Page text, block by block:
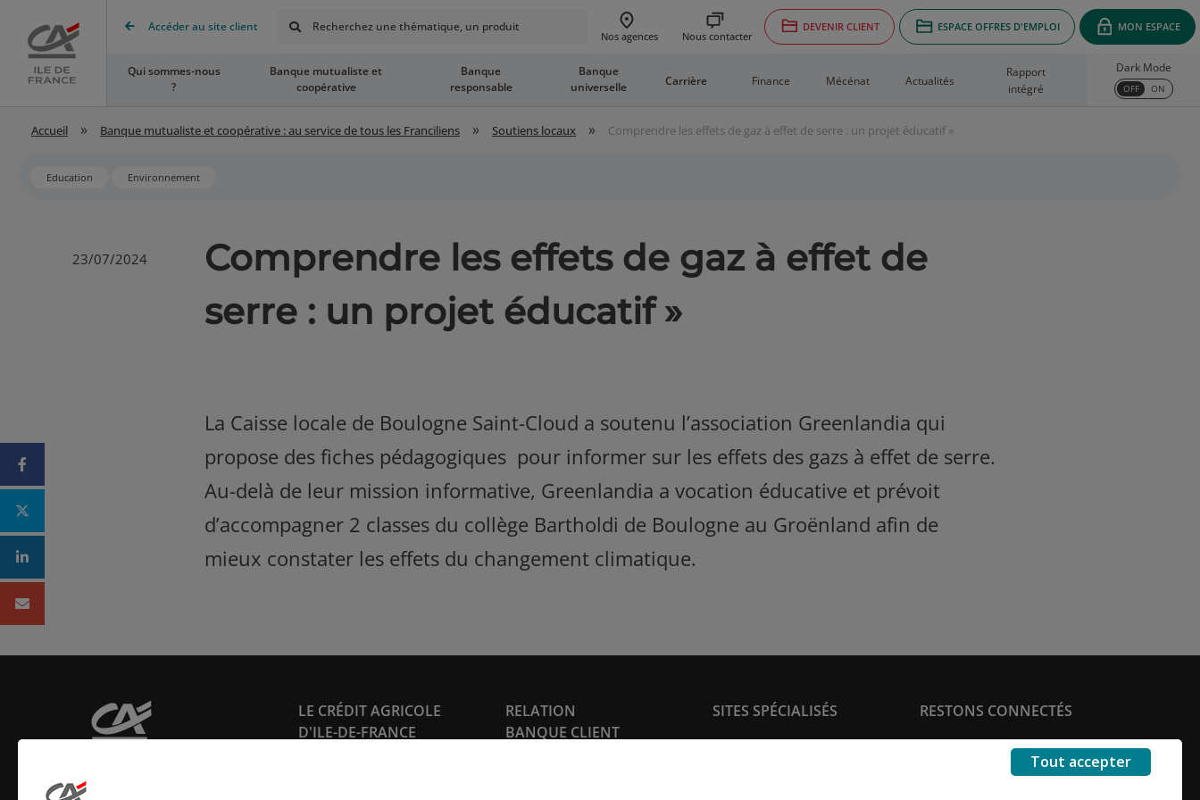
Accueil
Accéder au site client
Recherchez une thématique, un produit
Rechercher
Nos agences Nous contacter
DEVENIR CLIENT ESPACE OFFRES D'EMPLOI MON ESPACE
Qui sommes-nous
?
Banque mutualiste et
coopérative
Banque
responsable
Banque
universelle
Carrière Finance Mécénat Actualités
Rapport
intégré
Dark Mode
OFF ON
Accueil » Banque mutualiste et coopérative : au service de tous les Franciliens » Soutiens locaux » Comprendre les effets de gaz à effet de serre : un projet éducatif »
Education Environnement
23/07/2024
Comprendre les effets de gaz à effet de
serre : un projet éducatif »
La Caisse locale de Boulogne Saint-Cloud a soutenu l’association Greenlandia qui
propose des fiches pédagogiques pour informer sur les effets des gazs à effet de serre.
Au-delà de leur mission informative, Greenlandia a vocation éducative et prévoit
d’accompagner 2 classes du collège Bartholdi de Boulogne au Groënland afin de
mieux constater les effets du changement climatique.
LE CRÉDIT AGRICOLE
D'ILE-DE-FRANCE
RELATION
BANQUE CLIENT
SITES SPÉCIALISÉS
RESTONS CONNECTÉS
LinkedinYoutube
Facebook
Twitter
Linkedin
Mail
Tout accepter